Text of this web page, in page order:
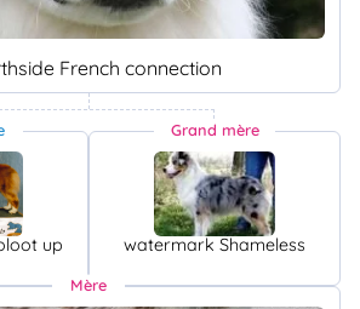
French connection
up
Grand mère
watermark Shameless
Mère